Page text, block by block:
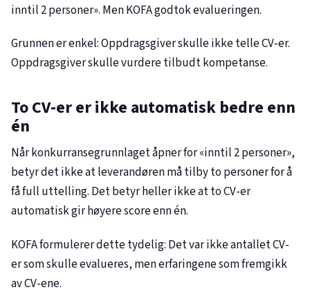
inntil 2 personer». Men KOFA godtok evalueringen.
Grunnen er enkel: Oppdragsgiver skulle ikke telle CV-er.
Oppdragsgiver skulle vurdere tilbudt kompetanse.
To CV-er er ikke automatisk bedre enn
én
Når konkurransegrunnlaget åpner for «inntil 2 personer»,
betyr det ikke at leverandøren må tilby to personer for å
få full uttelling. Det betyr heller ikke at to CV-er
automatisk gir høyere score enn én.
KOFA formulerer dette tydelig: Det var ikke antallet CV-
er som skulle evalueres, men erfaringene som fremgikk
av CV-ene.